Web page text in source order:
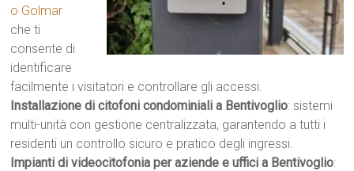
o Golmar
che ti
consente di
identificare
facilmente i visitatori e controllare gli accessi.
Installazione di citofoni condominiali a Bentivoglio: sistemi
multi-unità con gestione centralizzata, garantendo a tutti i
residenti un controllo sicuro e pratico degli ingressi.
Impianti di videocitofonia per aziende e uffici a Bentivoglio: